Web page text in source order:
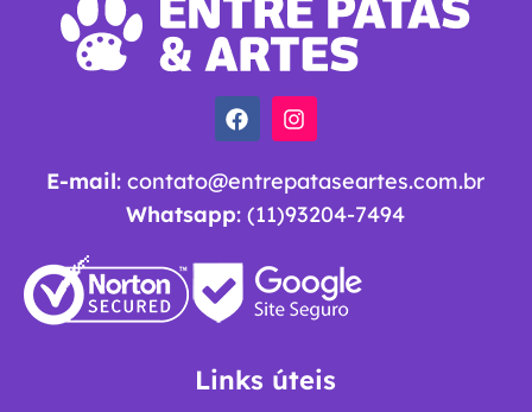
E-mail:contato@entrepataseartes.com.br
Whatsapp: (11)93204-7494
Links úteis